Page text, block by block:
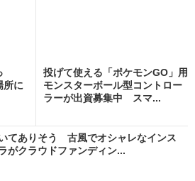
所に
投げて使える「ポケモンGO」用
モンスターボール型コントロー
ラーが出資募集中 スマ...
てありそう 古風でオシャレなインス
がクラウドファンディン...